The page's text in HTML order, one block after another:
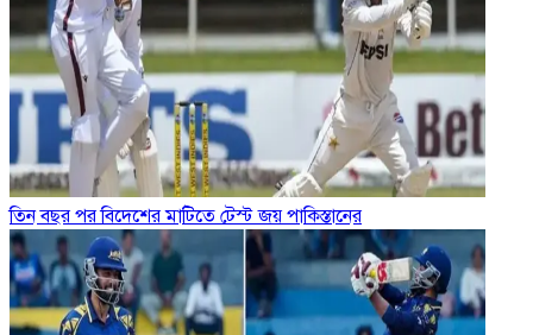
তিন বছর পর বিদেশের মাটিতে টেস্ট জয় পাকিস্তানের